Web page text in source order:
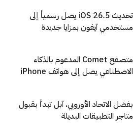
تحديث iOS 26.5 يصل رسمياً إلى
مستخدمي آيفون بمزايا جديدة
متصفح Comet المدعوم بالذكاء
الاصطناعي يصل إلى هواتف iPhone
بفضل الاتحاد الأوروبي، آبل تبدأ بقبول
متاجر التطبيقات البديلة